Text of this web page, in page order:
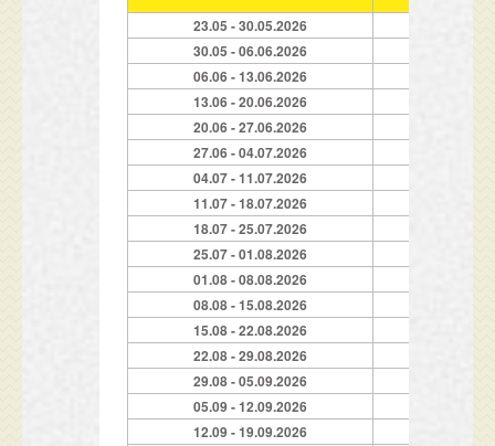
23.05 - 30.05.2026
30.05 - 06.06.2026
06.06 - 13.06.2026
13.06 - 20.06.2026
20.06 - 27.06.2026
27.06 - 04.07.2026
04.07 - 11.07.2026
11.07 - 18.07.2026
18.07 - 25.07.2026
25.07 - 01.08.2026
01.08 - 08.08.2026
08.08 - 15.08.2026
15.08 - 22.08.2026
22.08 - 29.08.2026
29.08 - 05.09.2026
05.09 - 12.09.2026
12.09 - 19.09.2026